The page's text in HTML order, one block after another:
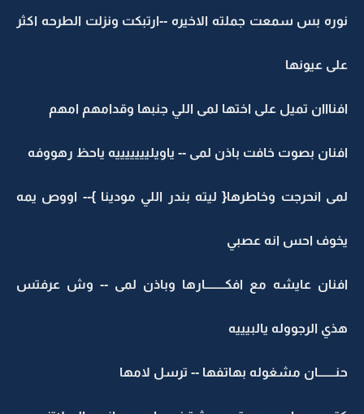
نوره بس سمعت جملته الاخيره --ارتبكت ونزلت الطرحه اكثر
على عيونها
افنااان تميل على اختها لمى اللي جنبها وقدامهم امهم
افنان بصوت خافت باذن لمى -- ياويليييييييه ياحظ رهووفه
لمى انحرجت وخاطرها{ ليته بندر اللي مودينا }-- اووص يمه
يخوف احس انه عصبي
افنان عايشه مع افكــــــــارها وباذن لمى -- وش عرفتس
هذي الرجووله يالبيييه
حنـــــــان مشغوله بهاتفها -- ترسل لامها